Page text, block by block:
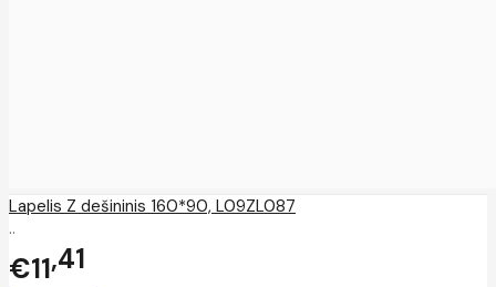
Lapelis Z dešininis 160*90, L09ZL087
..
€11 41